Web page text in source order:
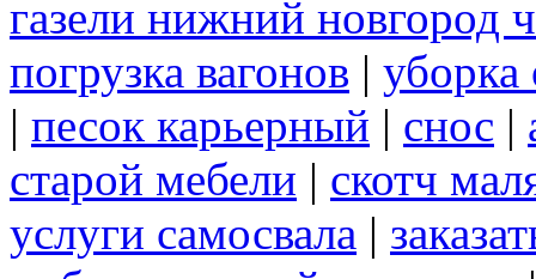
газели нижний новгород
погрузка вагонов | уборка
| песок карьерный | снос |
старой мебели | скотч
услуги самосвала |